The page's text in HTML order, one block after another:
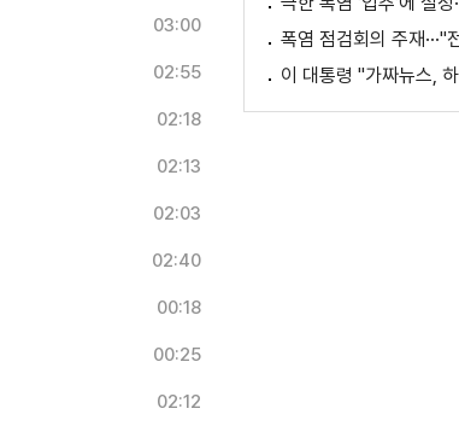
03:00
02:55
02:18
02:13
02:03
02:40
00:18
00:25
02:12